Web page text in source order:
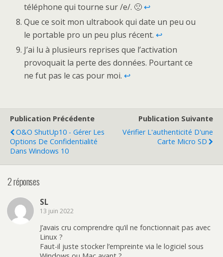
téléphone qui tourne sur /e/. 🙁↩
Que ce soit mon ultrabook qui date un peu ou
le portable pro un peu plus récent.↩
J’ai lu à plusieurs reprises que l’activation
provoquait la perte des données. Pourtant ce
ne fut pas le cas pour moi.↩
Publication Précédente
O&O ShutUp10 - Gérer Les
Options De Confidentialité
Dans Windows 10
Publication Suivante
Vérifier L'authenticité D'une
Carte Micro SD
2 réponses
SL
13 juin 2022
J’avais cru comprendre qu’il ne fonctionnait pas avec
Linux ?
Faut-il juste stocker l’empreinte via le logiciel sous